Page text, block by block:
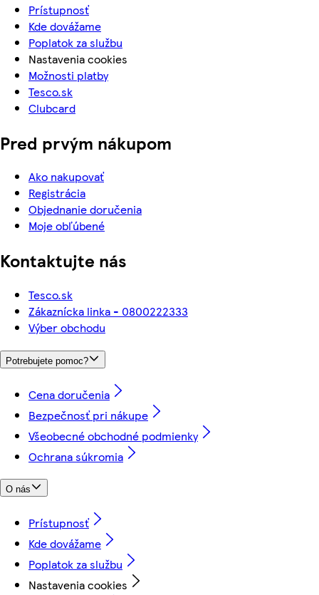
Prístupnosť
Kde dovážame
Poplatok za službu
Nastavenia cookies
Možnosti platby
Tesco.sk
Clubcard
Pred prvým nákupom
Ako nakupovať
Registrácia
Objednanie doručenia
Moje obľúbené
Kontaktujte nás
Tesco.sk
Zákaznícka linka - 0800222333
Výber obchodu
Potrebujete pomoc?
Cena doručenia
Bezpečnosť pri nákupe
Všeobecné obchodné podmienky
Ochrana súkromia
O nás
Prístupnosť
Kde dovážame
Poplatok za službu
Nastavenia cookies